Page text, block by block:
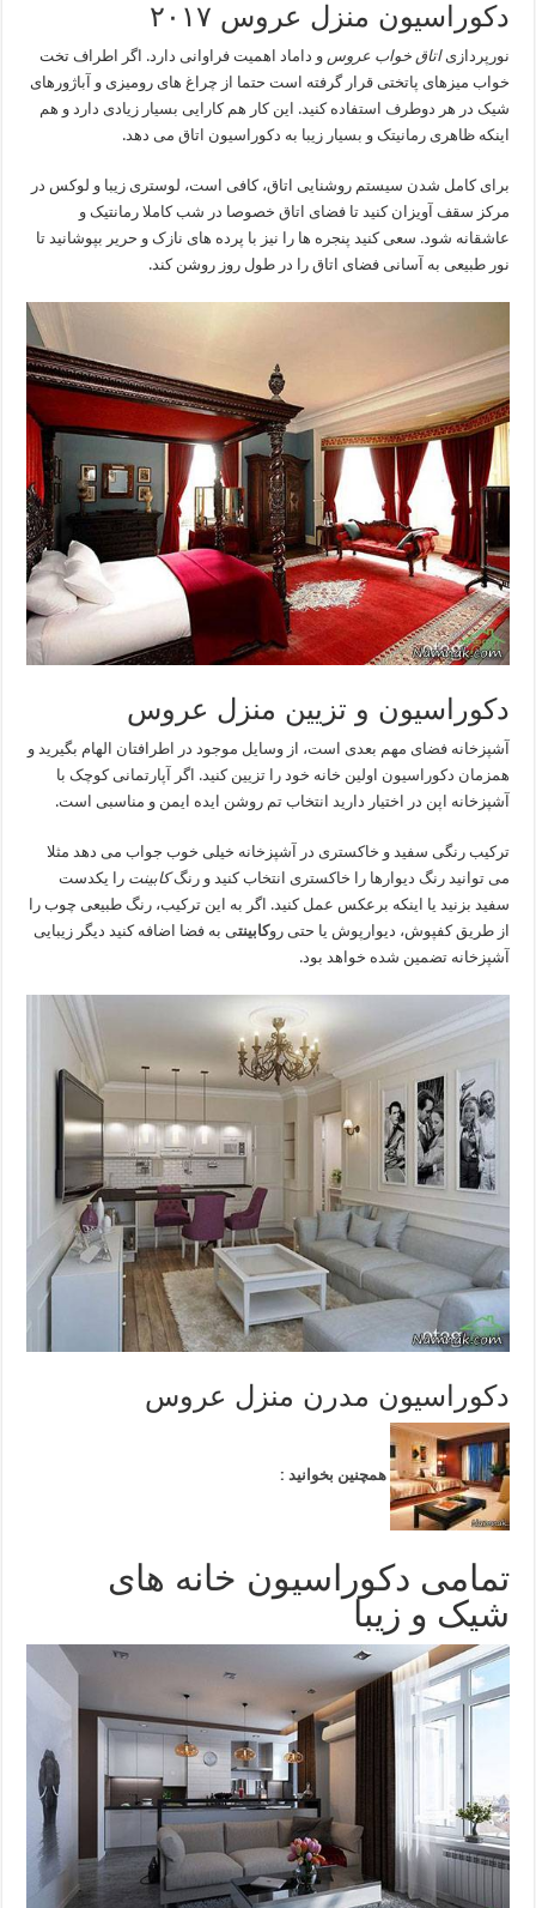
دکوراسیون منزل عروس ۲۰۱۷
نورپردازیاتاق خواب عروس و داماد اهمیت فراوانی دارد. اگر اطراف تخت
خواب میزهای پاتختی قرار گرفته است حتما از چراغ های رومیزی و آباژورهای
شیک در هر دوطرف استفاده کنید. این کار هم کارایی بسیار زیادی دارد و هم
اینکه ظاهری رمانیتک و بسیار زیبا به دکوراسیون اتاق می دهد.
برای کامل شدن سیستم روشنایی اتاق، کافی است، لوستری زیبا و لوکس در
مرکز سقف آویزان کنید تا فضای اتاق خصوصا در شب کاملا رمانتیک و
عاشقانه شود. سعی کنید پنجره ها را نیز با پرده های نازک و حریر بپوشانید تا
نور طبیعی به آسانی فضای اتاق را در طول روز روشن کند.
دکوراسیون و تزیین منزل عروس
آشپزخانه فضای مهم بعدی است، از وسایل موجود در اطرافتان الهام بگیرید و
همزمان دکوراسیون اولین خانه خود را تزیین کنید. اگر آپارتمانی کوچک با
آشپزخانه اپن در اختیار دارید انتخاب تم روشن ایده ایمن و مناسبی است.
ترکیب رنگی سفید و خاکستری در آشپزخانه خیلی خوب جواب می دهد مثلا
می توانید رنگ دیوارها را خاکستری انتخاب کنید و رنگکابینت را یکدست
سفید بزنید یا اینکه برعکس عمل کنید. اگر به این ترکیب، رنگ طبیعی چوب را
از طریق کفپوش، دیوارپوش یا حتی روکابینتی به فضا اضافه کنید دیگر زیبایی
آشپزخانه تضمین شده خواهد بود.
دکوراسیون مدرن منزل عروس
همچنین بخوانید :
تمامی دکوراسیون خانه های
شیک و زیبا